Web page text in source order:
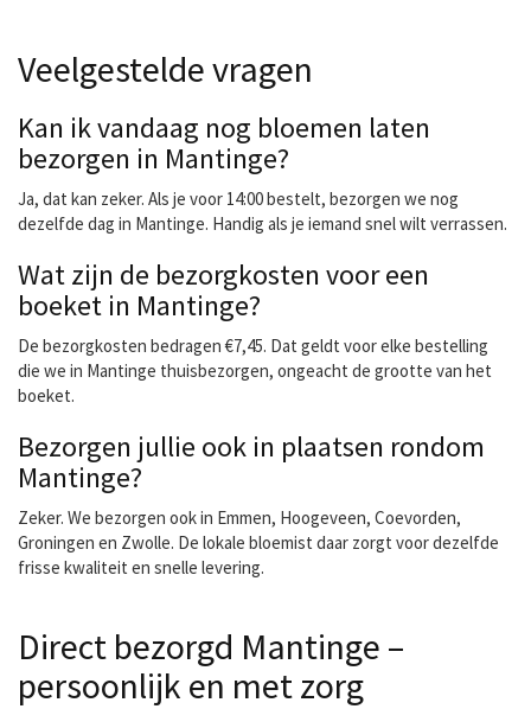
Veelgestelde vragen
Kan ik vandaag nog bloemen laten
bezorgen in Mantinge?
Ja, dat kan zeker. Als je voor 14:00 bestelt, bezorgen we nog
dezelfde dag in Mantinge. Handig als je iemand snel wilt verrassen.
Wat zijn de bezorgkosten voor een
boeket in Mantinge?
De bezorgkosten bedragen €7,45. Dat geldt voor elke bestelling
die we in Mantinge thuisbezorgen, ongeacht de grootte van het
boeket.
Bezorgen jullie ook in plaatsen rondom
Mantinge?
Zeker. We bezorgen ook in Emmen, Hoogeveen, Coevorden,
Groningen en Zwolle. De lokale bloemist daar zorgt voor dezelfde
frisse kwaliteit en snelle levering.
Direct bezorgd Mantinge –
persoonlijk en met zorg